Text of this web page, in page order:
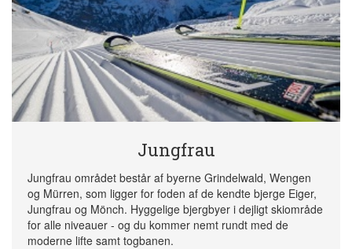
Jungfrau
Jungfrau området består af byerne Grindelwald, Wengen
og Mürren, som ligger for foden af de kendte bjerge Eiger,
Jungfrau og Mönch. Hyggelige bjergbyer i dejligt skiområde
for alle niveauer - og du kommer nemt rundt med de
moderne lifte samt togbanen.